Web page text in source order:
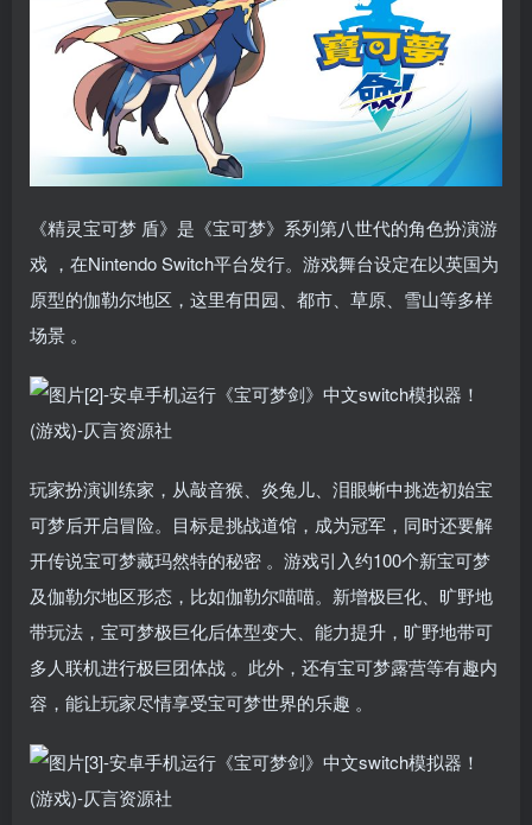
《精灵宝可梦 盾》是《宝可梦》系列第八世代的角色扮演游
戏 ，在Nintendo Switch平台发行。游戏舞台设定在以英国为
原型的伽勒尔地区，这里有田园、都市、草原、雪山等多样
场景 。
玩家扮演训练家，从敲音猴、炎兔儿、泪眼蜥中挑选初始宝
可梦后开启冒险。目标是挑战道馆，成为冠军，同时还要解
开传说宝可梦藏玛然特的秘密 。游戏引入约100个新宝可梦
及伽勒尔地区形态，比如伽勒尔喵喵。新增极巨化、旷野地
带玩法，宝可梦极巨化后体型变大、能力提升，旷野地带可
多人联机进行极巨团体战 。此外，还有宝可梦露营等有趣内
容，能让玩家尽情享受宝可梦世界的乐趣 。